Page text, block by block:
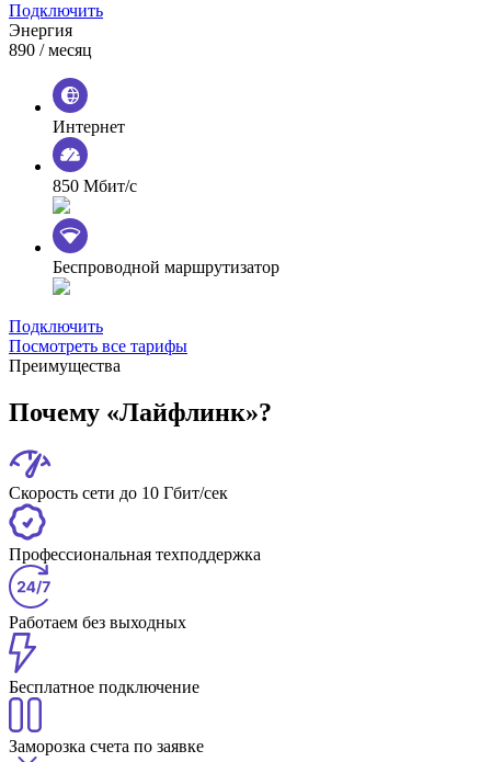
Подключить
Энергия
890 / месяц
Интернет
850 Мбит/с
Беспроводной маршрутизатор
Подключить
Посмотреть все тарифы
Преимущества
Почему «Лайфлинк»?
Скорость сети до 10 Гбит/сек
Профессиональная техподдержка
Работаем без выходных
Бесплатное подключение
Заморозка счета по заявке